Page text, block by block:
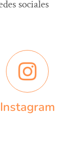
sociales
Instagram